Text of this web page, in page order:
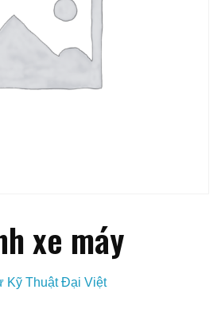
xe máy
Kỹ Thuật Đại Việt